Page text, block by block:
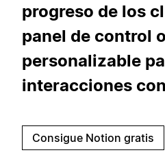
progreso de los
panel de control
personalizable
interacciones
Consigue Notion gratis